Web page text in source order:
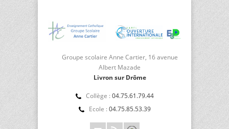
Groupe scolaire Anne Cartier, 16 avenue
Albert Mazade
Livron sur Drôme
Collège : 04.75.61.79.44
Ecole : 04.75.85.53.39